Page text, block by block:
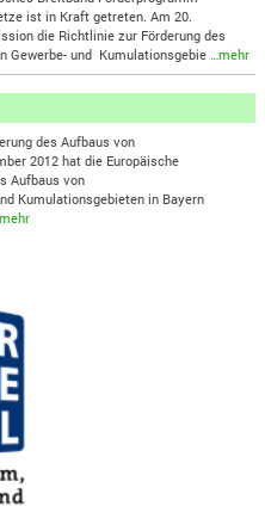
ist in Kraft getreten. Am 20.
die Richtlinie zur Förderung des
Gewerbe- und Kumulationsgebie
…mehr
des Aufbaus von
2012 hat die Europäische
Aufbaus von
Kumulationsgebieten in Bayern
…mehr